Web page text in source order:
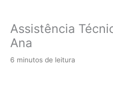
Assistência
Ana
6 minutos de leitura